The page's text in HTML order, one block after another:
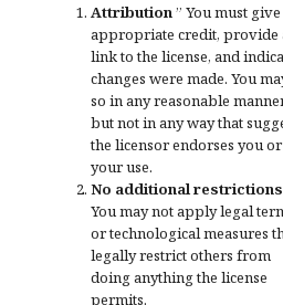
Attribution” You must give
appropriate credit, provide
link to the license, and
changes were made. You
so in any reasonable
but not in any way that
the licensor endorses you or
your use.
No additional restrictions
You may not apply legal
ortechnological measures
legally restrict others from
doing anything the license
permits.